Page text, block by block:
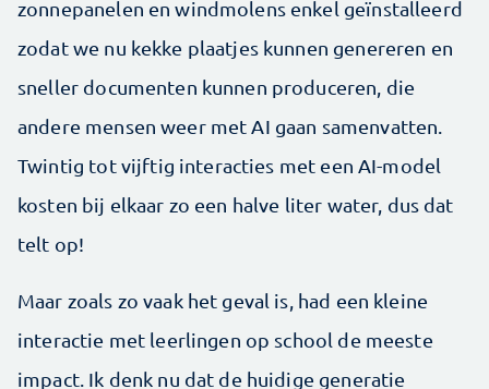
zonnepanelen en windmolens enkel geïnstalleerd
zodat we nu kekke plaatjes kunnen genereren en
sneller documenten kunnen produceren, die
andere mensen weer met AI gaan samen­vatten.
Twintig tot vijftig interacties met een AI-model
kosten bij elkaar zo een halve liter water, dus dat
telt op!
Maar zoals zo vaak het geval is, had een kleine
interactie met leerlingen op school de meeste
impact. Ik denk nu dat de huidige generatie